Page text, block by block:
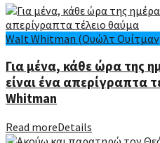
Walt Whitman (Ουώλτ
Για μένα, κάθε ώρα της
είναι ένα απερίγραπτα
Whitman
Read moreDetails